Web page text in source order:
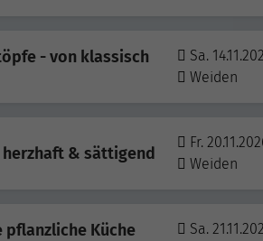
- von klassisch
Sa.
Weiden
herzhaft & sättigend
Fr.
Weiden
pflanzliche Küche
Sa.